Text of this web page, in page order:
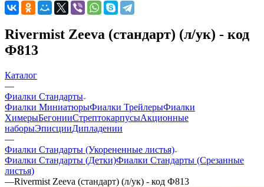
Rivermist Zeeva (стандарт) (л/ук) - код
Ф813
Каталог
—
Фиалки Стандарты
Фиалки МиниатюрыФиалки ТрейлерыФиалки
ХимерыБегонииСтрептокарпусыАкционные
наборыЭписцииДипладении
—
Фиалки Стандарты (Укорененные листья)
Фиалки Стандарты (Детки)Фиалки Стандарты (Срезанные
листья)
—Rivermist Zeeva (стандарт) (л/ук) - код Ф813